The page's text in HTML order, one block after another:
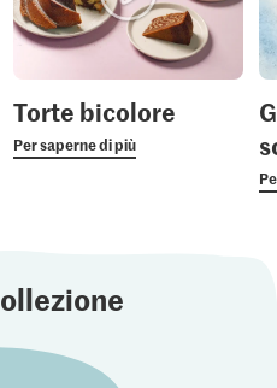
Torte bicolore
Per saperne di più